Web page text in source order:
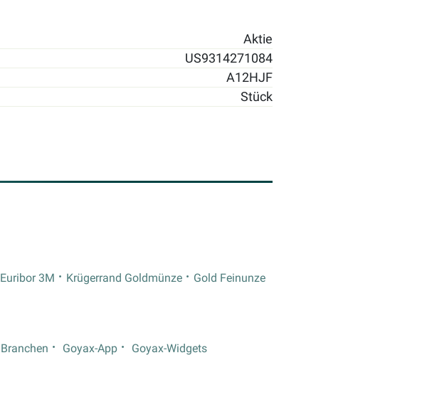
Aktie
US9314271084
A12HJF
Stück
Euribor 3M Krügerrand Goldmünze
Gold Feinunze
Branchen Goyax-App Goyax-Widgets